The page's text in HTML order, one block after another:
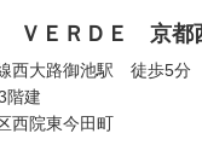
ＶＥＲＤＥ 京都
西大路御池駅 徒歩5分
階建
西院東今田町